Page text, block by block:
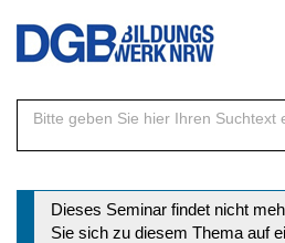
Direkt
Inhalt
Statusmeldung
Dieses Seminar findet nicht
Sie sich zu diesem Thema auf